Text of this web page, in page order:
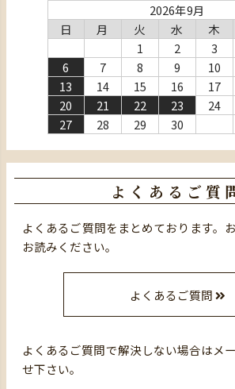
2026年9月
日
月 火 水 木
1
2 3
6
7 8 9 10
13
14 15 16 17
20
21 22 23 24
27
28 29 30
よくあるご質
よくあるご質問をまとめております。
お読みください。
よくあるご質問
よくあるご質問で解決しない場合はメ
せ下さい。